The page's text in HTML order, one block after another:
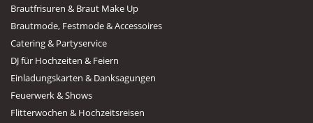
Brautfrisuren & Braut Make Up
Brautmode, Festmode & Accessoires
Catering & Partyservice
DJ für Hochzeiten & Feiern
Einladungskarten & Danksagungen
Feuerwerk & Shows
Flitterwochen & Hochzeitsreisen